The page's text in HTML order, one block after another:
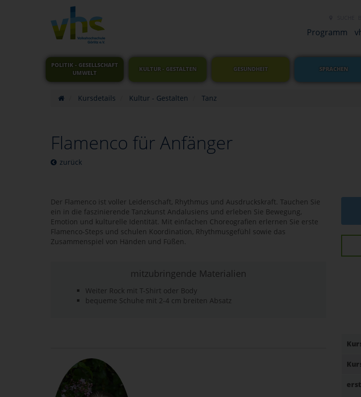
Programm
POLITIK - GESELLSCHAFT
UMWELT
KULTUR - GESTALTEN GESUNDHEIT SPRACHEN
Kursdetails Kultur - Gestalten Tanz
Flamenco für Anfänger
zurück
Der Flamenco ist voller Leidenschaft, Rhythmus und Ausdruckskraft. Tauchen Sie
ein in die faszinierende Tanzkunst Andalusiens und erleben Sie Bewegung,
Emotion und kulturelle Identität. Mit einfachen Choreografien erlernen Sie erste
Flamenco-Steps und schulen Koordination, Rhythmusgefühl sowie das
Zusammenspiel von Händen und Füßen.
mitzubringende Materialien
Weiter Rock mit T-Shirt oder Body
bequeme Schuhe mit 2-4 cm breiten Absatz